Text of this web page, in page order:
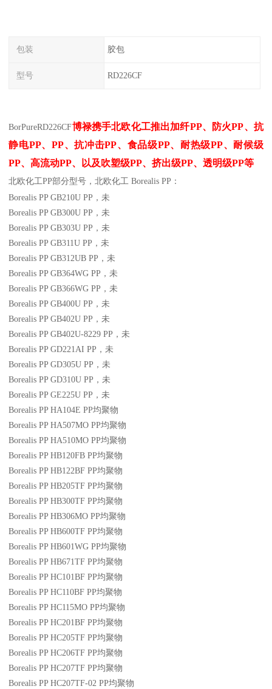
包装 胶包
型号 RD226CF
BorPureRD226CF博禄携手北欧化工推出加纤PP、防火PP、抗
静电PP、PP、抗冲击PP、食品级PP、耐热级PP、耐候级
PP、高流动PP、以及吹塑级PP、挤出级PP、透明级PP等
北欧化工PP部分型号，北欧化工 Borealis PP：
Borealis PP GB210U PP ，未
Borealis PP GB300U PP ，未
Borealis PP GB303U PP ，未
Borealis PP GB311U PP ，未
Borealis PP GB312UB PP ，未
Borealis PP GB364WG PP ，未
Borealis PP GB366WG PP ，未
Borealis PP GB400U PP ，未
Borealis PP GB402U PP ，未
Borealis PP GB402U-8229 PP ，未
Borealis PP GD221AI PP ，未
Borealis PP GD305U PP ，未
Borealis PP GD310U PP ，未
Borealis PP GE225U PP ，未
Borealis PP HA104E PP均聚物
Borealis PP HA507MO PP均聚物
Borealis PP HA510MO PP均聚物
Borealis PP HB120FB PP均聚物
Borealis PP HB122BF PP均聚物
Borealis PP HB205TF PP均聚物
Borealis PP HB300TF PP均聚物
Borealis PP HB306MO PP均聚物
Borealis PP HB600TF PP均聚物
Borealis PP HB601WG PP均聚物
Borealis PP HB671TF PP均聚物
Borealis PP HC101BF PP均聚物
Borealis PP HC110BF PP均聚物
Borealis PP HC115MO PP均聚物
Borealis PP HC201BF PP均聚物
Borealis PP HC205TF PP均聚物
Borealis PP HC206TF PP均聚物
Borealis PP HC207TF PP均聚物
Borealis PP HC207TF-02 PP均聚物